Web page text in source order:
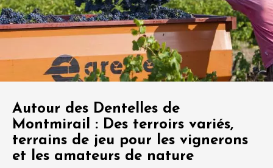
Autour des Dentelles de
Montmirail : Des terroirs variés,
terrains de jeu pour les vignerons
et les amateurs de nature